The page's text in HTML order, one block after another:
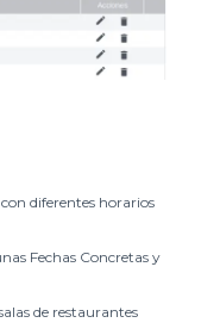
diferentes horarios
Fechas Concretas y
de restaurantes